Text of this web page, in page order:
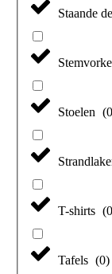
Staande
Stoelen (0
T-shirts (0
Tafels (0)